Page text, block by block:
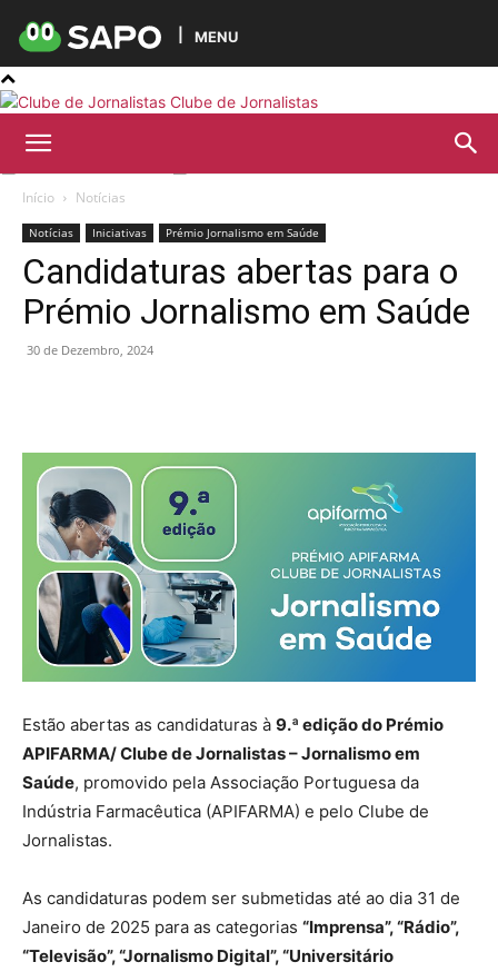
MENU
Clube de Jornalistas
Início Notícias
Notícias Iniciativas Prémio Jornalismo em Saúde
Candidaturas abertas para o
Prémio Jornalismo em Saúde
30 de Dezembro, 2024
Estão abertas as candidaturas à 9.ª edição do Prémio
APIFARMA/ Clube de Jornalistas – Jornalismo em
Saúde, promovido pela Associação Portuguesa da
Indústria Farmacêutica (APIFARMA) e pelo Clube de
Jornalistas.
As candidaturas podem ser submetidas até ao dia 31 de
Janeiro de 2025 para as categorias “Imprensa”, “Rádio”,
“Televisão”, “Jornalismo Digital”, “Universitário